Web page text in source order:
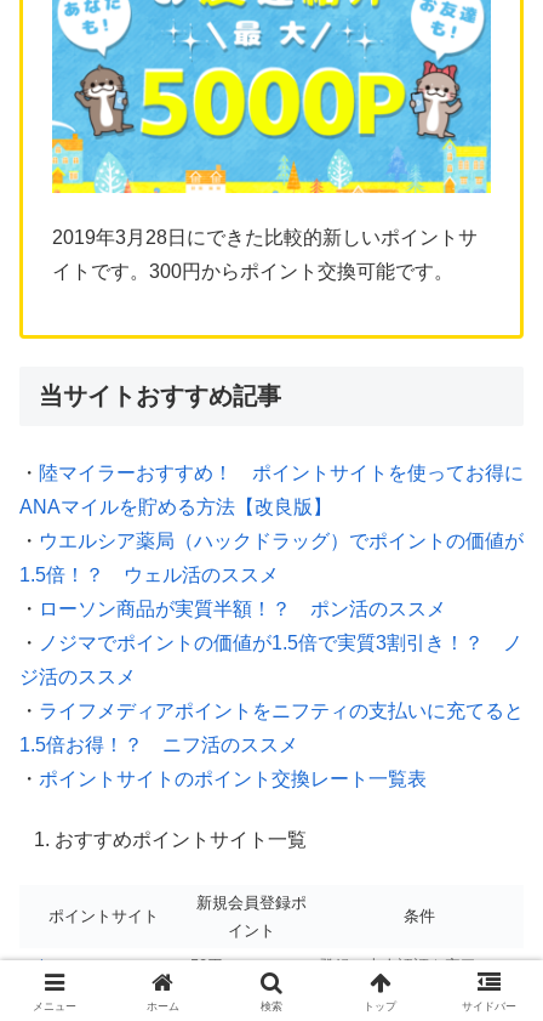
2019年3月28日にできた比較的新しいポイントサ
イトです。300円からポイント交換可能です。
当サイトおすすめ記事
・ 陸マイラーおすすめ！ ポイントサイトを使ってお得に
ANAマイルを貯める方法【改良版】
・ ウエルシア薬局（ハックドラッグ）でポイントの価値が
1.5倍！？ ウェル活のススメ
・ ローソン商品が実質半額！？ ポン活のススメ
・ ノジマでポイントの価値が1.5倍で実質3割引き！？ ノ
ジ活のススメ
・ ライフメディアポイントをニフティの支払いに充てると
1.5倍お得！？ ニフ活のススメ
・ ポイントサイトのポイント交換レート一覧表
おすすめポイントサイト一覧
ポイントサイト
新規会員登録ポ
イント
条件
coincome 50円 登録＋本人認証を完了
ECナビ
会員登録当日を含めた90日
メニュー ホーム 検索 トップ サイドバー